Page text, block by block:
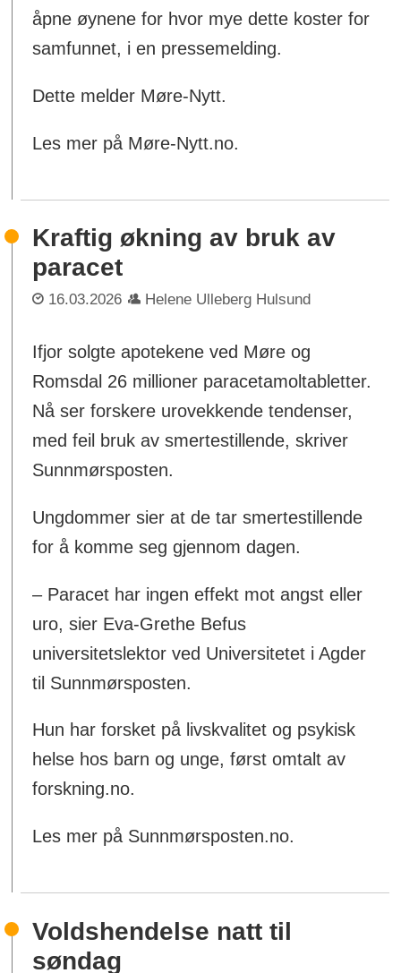
åpne øynene for hvor mye dette koster for
samfunnet, i en pressemelding.
Dette melder Møre-Nytt.
Les mer på Møre-Nytt.no.
Kraftig økning av bruk av
paracet
16.03.2026 Helene Ulleberg Hulsund
Ifjor solgte apotekene ved Møre og
Romsdal 26 millioner paracetamoltabletter.
Nå ser forskere urovekkende tendenser,
med feil bruk av smertestillende, skriver
Sunnmørsposten.
Ungdommer sier at de tar smertestillende
for å komme seg gjennom dagen.
– Paracet har ingen effekt mot angst eller
uro, sier Eva-Grethe Befus
universitetslektor ved Universitetet i Agder
til Sunnmørsposten.
Hun har forsket på livskvalitet og psykisk
helse hos barn og unge, først omtalt av
forskning.no.
Les mer på Sunnmørsposten.no.
Voldshendelse natt til
søndag